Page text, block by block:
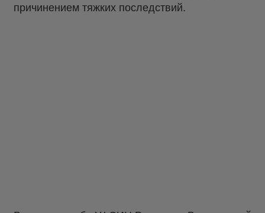
причинением тяжких последствий.